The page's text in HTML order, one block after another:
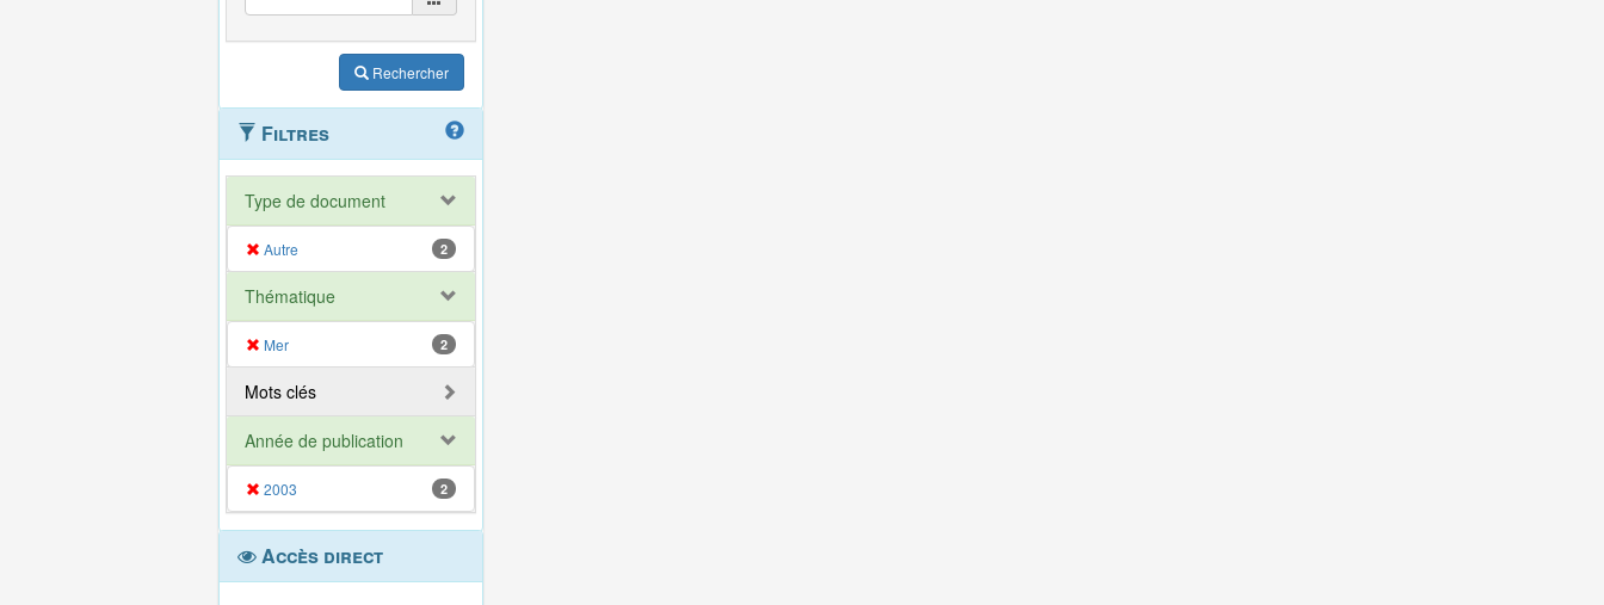
Rechercher
Filtres
Type de document
Autre 2
Thématique
Mer 2
Mots clés
Année de publication
2003 2
Accès direct